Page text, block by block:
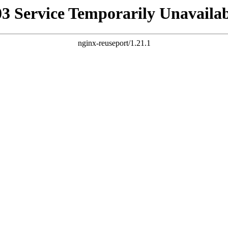
Service Temporarily
nginx-reuseport/1.21.1